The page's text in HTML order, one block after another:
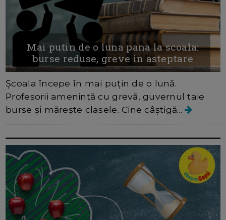
Mai putin de o luna pana la scoala:
burse reduse, greve in asteptare
Școala începe în mai puțin de o lună.
Profesorii amenință cu grevă, guvernul taie
burse și mărește clasele. Cine câștigă...